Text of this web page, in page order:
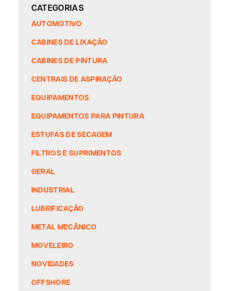
CATEGORIAS
AUTOMOTIVO
CABINES DE LIXAÇÃO
CABINES DE PINTURA
CENTRAIS DE ASPIRAÇÃO
EQUIPAMENTOS
EQUIPAMENTOS PARA PINTURA
ESTUFAS DE SECAGEM
FILTROS E SUPRIMENTOS
GERAL
INDUSTRIAL
LUBRIFICAÇÃO
METAL MECÂNICO
MOVELEIRO
NOVIDADES
OFFSHORE